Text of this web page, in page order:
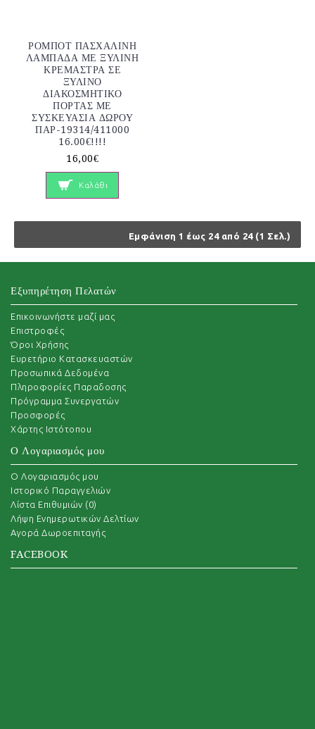
ΡΟΜΠΟΤ ΠΑΣΧΑΛΙΝΗ
ΛΑΜΠΑΔΑ ΜΕ ΞΥΛΙΝΗ
ΚΡΕΜΑΣΤΡΑ ΣΕ
ΞΥΛΙΝΟ
ΔΙΑΚΟΣΜΗΤΙΚΟ
ΠΟΡΤΑΣ ΜΕ
ΣΥΣΚΕΥΑΣΙΑ ΔΩΡΟΥ
ΠΑΡ-19314/411000
16.00€!!!!
16,00€
Καλάθι
Εμφάνιση 1 έως 24 από 24 (1 Σελ.)
Εξυπηρέτηση Πελατών
Επικοινωνήστε μαζί μας
Επιστροφές
Όροι Χρήσης
Ευρετήριο Κατασκευαστών
Προσωπικά Δεδομένα
Πληροφορίες Παραδοσης
Πρόγραμμα Συνεργατών
Προσφορές
Χάρτης Ιστότοπου
Ο Λογαριασμός μου
O Λογαριασμός μου
Ιστορικό Παραγγελιών
Λίστα Επιθυμιών (0)
Λήψη Ενημερωτικών Δελτίων
Αγορά Δωροεπιταγής
FACEBOOK